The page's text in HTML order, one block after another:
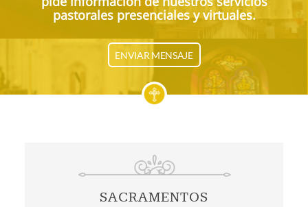
pastorales presenciales y virtuales.
ENVIAR MENSAJE
SACRAMENTOS